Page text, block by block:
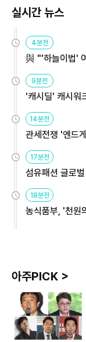
실시간 뉴스
4분전
與 "'하늘이법'
9분전
'캐시딜' 캐시워
14분전
관세전쟁 '엔드
용해야
17분전
섬유패션 글로
원
18분전
농식품부, '천원
아주PICK >